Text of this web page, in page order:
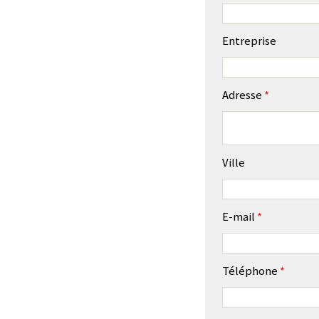
Entreprise
Adresse *
Ville
E-mail *
Téléphone *